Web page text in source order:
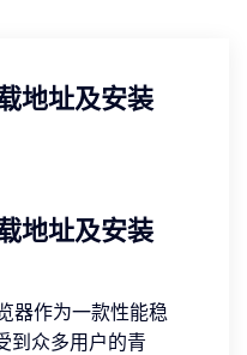
地址及安装
地址及安装
器作为一款性能稳
到众多用户的青